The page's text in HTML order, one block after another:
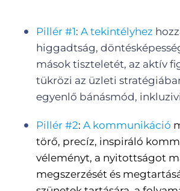
Pillér #1: A tekintélyhez
higgadtság,
mások tiszteletét, az aktív
tükrözi az üzleti
egyenlő bánásmód,
Pillér #2: A kommunikáció
törő, precíz, inspiráló
véleményt, a nyitottságot
megszerzését és